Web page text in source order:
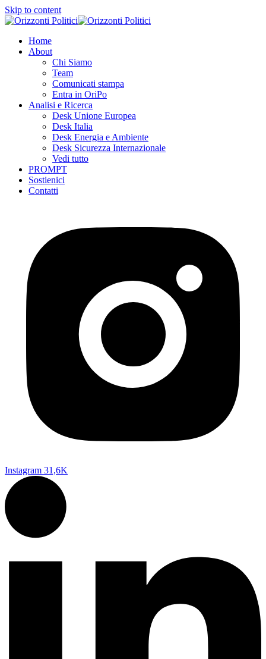
Skip to content
Home
About
Chi Siamo
Team
Comunicati stampa
Entra in OriPo
Analisi e Ricerca
Desk Unione Europea
Desk Italia
Desk Energia e Ambiente
Desk Sicurezza Internazionale
Vedi tutto
PROMPT
Sostienici
Contatti
Instagram 31,6K